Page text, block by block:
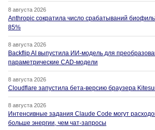
8 августа 2026
Anthropic сократила число срабатываний
85%
8 августа 2026
Backflip AI выпустила ИИ-модель для
параметрические CAD-модели
8 августа 2026
Cloudflare запустила бета-версию браузера
8 августа 2026
Интенсивные задания Claude Code могут
больше энергии, чем чат-запросы